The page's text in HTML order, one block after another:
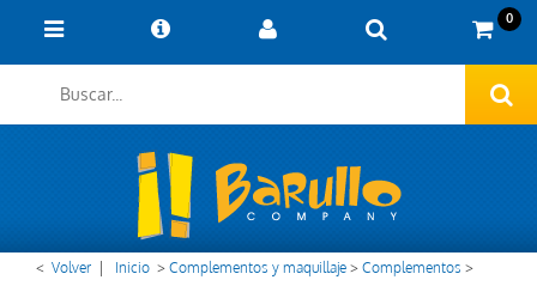
0
< Volver Inicio >Complementos y maquillaje>Complementos >